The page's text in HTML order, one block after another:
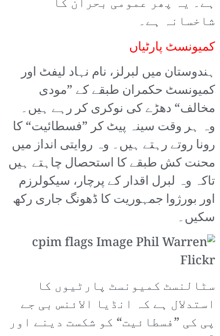
ہے۔ یہ پھر عمومی بحران کا
شاخسانہ ہے۔
کمیونسٹ پارٹیاں
ہندوستان میں لبرلز، نام نہاد لیفٹ اور
کمیونسٹ حکمران طبقے کے ”مودی
مخالف“ دھڑے کی نوکری کر رہے ہیں۔
وہ ہر وقت سینہ پیٹ کر ”فسطائیت“ کا
رونا روتے رہتے ہیں۔ وہ روایتی انداز میں
محنت کش طبقے کا استحصال چاہتے ہیں
تاکہ وہ لبرل اقدار کے پرچار، سیکولرزم
اور بورژوا جمہوریت کا ڈھونگ جاری رکھ
سکیں۔
سٹالنسٹ کمیونسٹ پارٹیوں کا
استدلال ہے کہ انڈیا الائنس بی جے
پی کی ”فسطائیت“ کو شکست دینے اور